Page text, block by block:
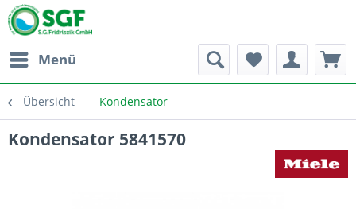
Menü
Übersicht Kondensator
Kondensator 5841570